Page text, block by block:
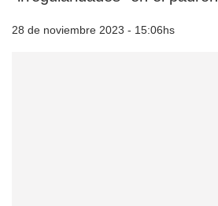
28 de noviembre 2023 - 15:06hs